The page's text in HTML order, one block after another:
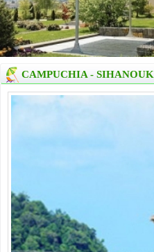
CAMPUCHIA - SIHANOUK